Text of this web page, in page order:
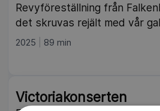
Revyföreställning från
det skruvas rejält med vår
2025 89 min
Victoriakonserten